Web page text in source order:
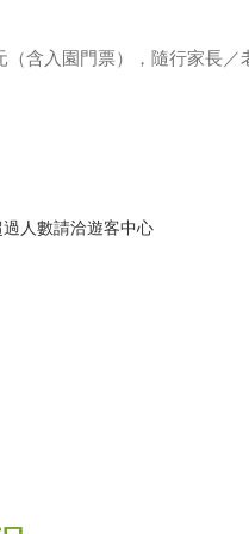
（含入園門票），隨行家長／
人數請洽遊客中心